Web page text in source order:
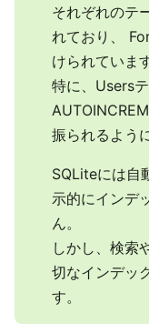
それぞれのテ
れており、
けられています
特に、Users
振られるよう
SQLiteには自
示的にインデ
ん。
しかし、検索
切なインデッ
す。